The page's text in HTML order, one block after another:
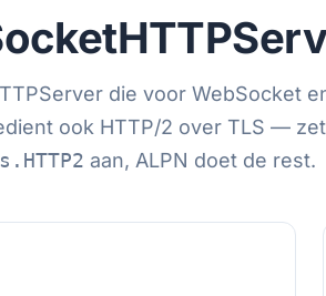
die voor WebSocket
ook HTTP/2 over TLS — zet
aan, ALPN doet de rest.